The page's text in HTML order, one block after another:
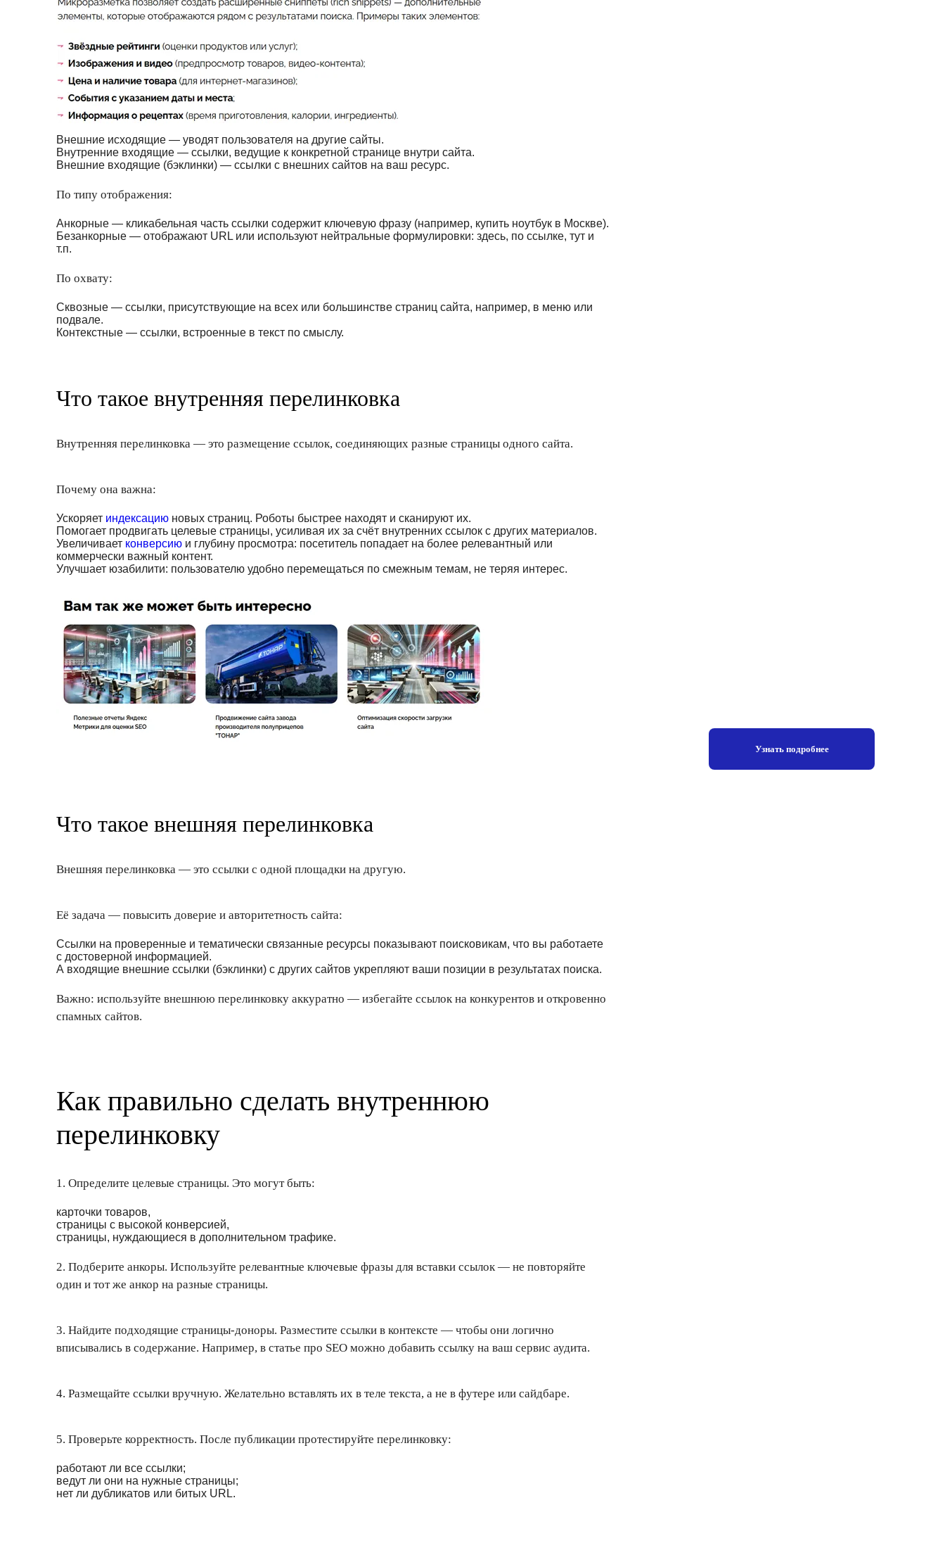
Узнать подробнее
Внешние исходящие — уводят пользователя на другие сайты.
Внутренние входящие — ссылки, ведущие к конкретной странице внутри сайта.
Внешние входящие (бэклинки) — ссылки с внешних сайтов на ваш ресурс.
По типу отображения:
Анкорные — кликабельная часть ссылки содержит ключевую фразу (например, купить ноутбук в Москве).
Безанкорные — отображают URL или используют нейтральные формулировки: здесь, по ссылке, тут и
т.п.
По охвату:
Сквозные — ссылки, присутствующие на всех или большинстве страниц сайта, например, в меню или
подвале.
Контекстные — ссылки, встроенные в текст по смыслу.
Что такое внутренняя перелинковка
Внутренняя перелинковка — это размещение ссылок, соединяющих разные страницы одного сайта.
Почему она важна:
Ускоряет индексацию новых страниц. Роботы быстрее находят и сканируют их.
Помогает продвигать целевые страницы, усиливая их за счёт внутренних ссылок с других материалов.
Увеличивает конверсию и глубину просмотра: посетитель попадает на более релевантный или
коммерчески важный контент.
Улучшает юзабилити: пользователю удобно перемещаться по смежным темам, не теряя интерес.
Что такое внешняя перелинковка
Внешняя перелинковка — это ссылки с одной площадки на другую.
Её задача — повысить доверие и авторитетность сайта:
Ссылки на проверенные и тематически связанные ресурсы показывают поисковикам, что вы работаете
с достоверной информацией.
А входящие внешние ссылки (бэклинки) с других сайтов укрепляют ваши позиции в результатах поиска.
Важно: используйте внешнюю перелинковку аккуратно — избегайте ссылок на конкурентов и откровенно
спамных сайтов.
Как правильно сделать внутреннюю
перелинковку
1. Определите целевые страницы. Это могут быть:
карточки товаров,
страницы с высокой конверсией,
страницы, нуждающиеся в дополнительном трафике.
2. Подберите анкоры. Используйте релевантные ключевые фразы для вставки ссылок — не повторяйте
один и тот же анкор на разные страницы.
3. Найдите подходящие страницы-доноры. Разместите ссылки в контексте — чтобы они логично
вписывались в содержание. Например, в статье про SEO можно добавить ссылку на ваш сервис аудита.
4. Размещайте ссылки вручную. Желательно вставлять их в теле текста, а не в футере или сайдбаре.
5. Проверьте корректность. После публикации протестируйте перелинковку:
работают ли все ссылки;
ведут ли они на нужные страницы;
нет ли дубликатов или битых URL.